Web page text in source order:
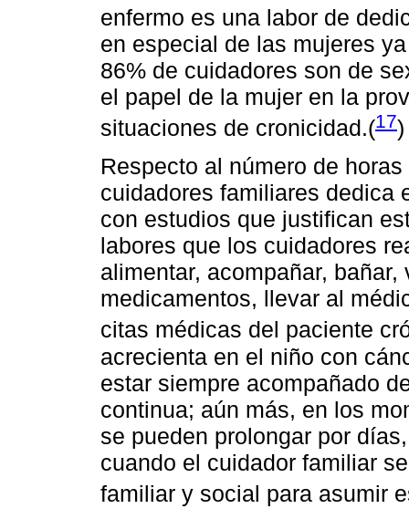
enfermo es una labor de
en especial de las mujeres
86% de cuidadores son de
el papel de la mujer en la
situaciones de cronicidad.(17)
Respecto al número de
cuidadores familiares dedica
con estudios que justifican
labores que los cuidadores
alimentar, acompañar,
medicamentos, llevar al
citas médicas del paciente
acrecienta en el niño con
estar siempre acompañado
continua; aún más, en los
se pueden prolongar por
cuando el cuidador familiar
familiar y social para asumir